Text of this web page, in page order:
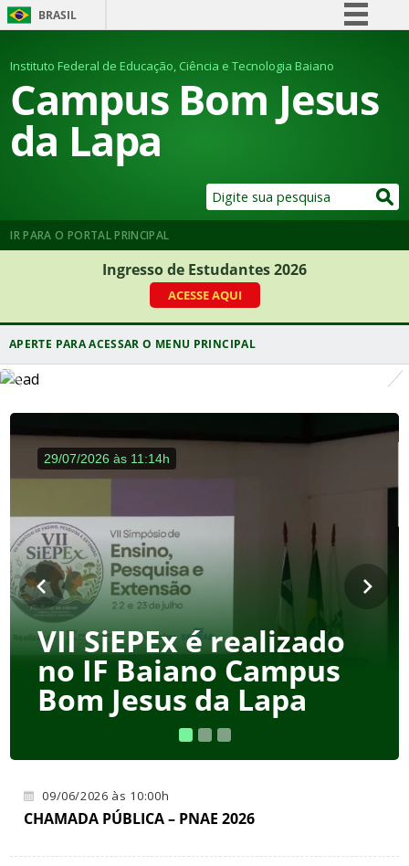
BRASIL
Comunica BR
Participe
Instituto Federal de Educação, Ciência e Tecnologia Baiano
Campus Bom Jesus
da Lapa
IR PARA O PORTAL PRINCIPAL
Ingresso de Estudantes 2026
ACESSE AQUI
29/07/2026 às 11:14h
VII SiEPEx é realizado
no IF Baiano Campus
Bom Jesus da Lapa
09/06/2026 às 10:00h
CHAMADA PÚBLICA – PNAE 2026